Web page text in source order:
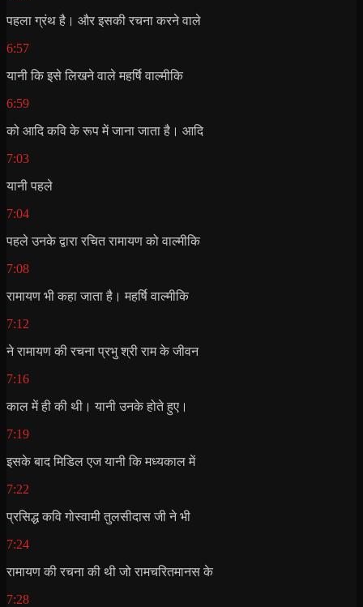
पहला ग्रंथ है। और इसकी रचना करने वाले
6:57
यानी कि इसे लिखने वाले महर्षि वाल्मीकि
6:59
को आदि कवि के रूप में जाना जाता है। आदि
7:03
यानी पहले
7:04
पहले उनके द्वारा रचित रामायण को वाल्मीकि
7:08
रामायण भी कहा जाता है। महर्षि वाल्मीकि
7:12
ने रामायण की रचना प्रभु श्री राम के जीवन
7:16
काल में ही की थी। यानी उनके होते हुए।
7:19
इसके बाद मिडिल एज यानी कि मध्यकाल में
7:22
प्रसिद्ध कवि गोस्वामी तुलसीदास जी ने भी
7:24
रामायण की रचना की थी जो रामचरितमानस के
7:28